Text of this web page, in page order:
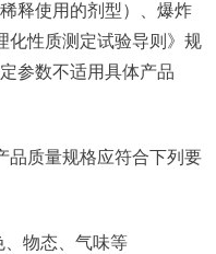
释使用的剂型）、爆炸
化性质测定试验导则》规
参数不适用具体产品
品质量规格应符合下列要
、物态、气味等